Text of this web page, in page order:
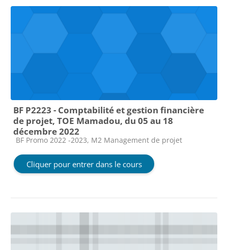
BF P2223 - Comptabilité et gestion financière
de projet, TOE Mamadou, du 05 au 18
décembre 2022
Catégorie de cours
BF Promo 2022 -2023, M2 Management de projet
Cliquer pour entrer dans le cours